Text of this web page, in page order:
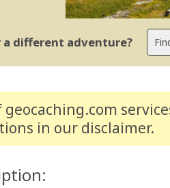
different adventure?
in our disclaimer.